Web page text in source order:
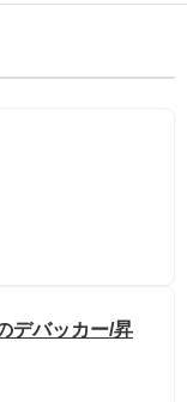
デバッカー/昇